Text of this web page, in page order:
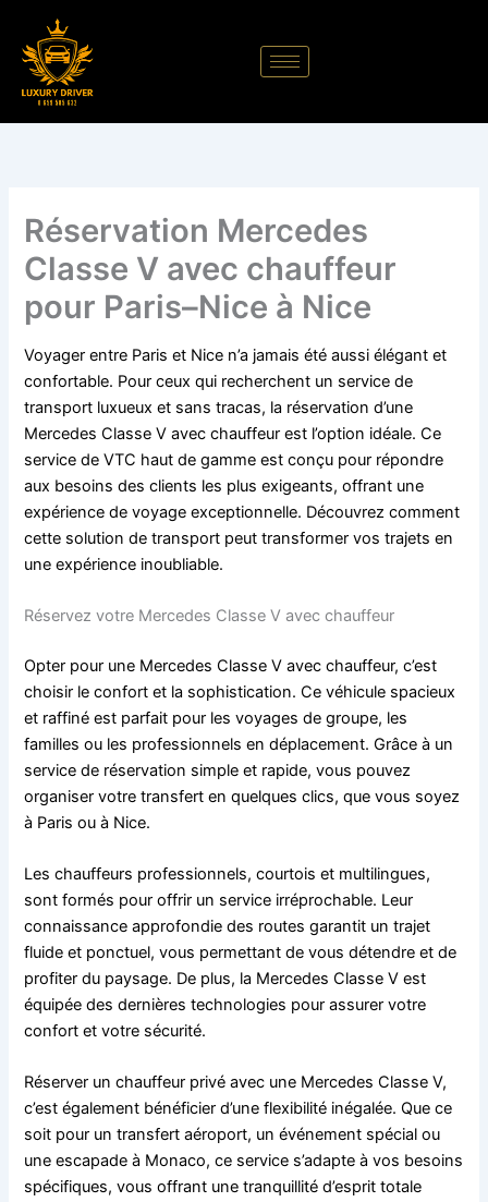
contenu
Réservation Mercedes
Classe V avec chauffeur
pour Paris–Nice à Nice
Voyager entre Paris et Nice n’a jamais été aussi élégant et
confortable. Pour ceux qui recherchent un service de
transport luxueux et sans tracas, la réservation d’une
Mercedes Classe V avec chauffeur est l’option idéale. Ce
service de VTC haut de gamme est conçu pour répondre
aux besoins des clients les plus exigeants, offrant une
expérience de voyage exceptionnelle. Découvrez comment
cette solution de transport peut transformer vos trajets en
une expérience inoubliable.
Réservez votre Mercedes Classe V avec chauffeur
Opter pour une Mercedes Classe V avec chauffeur, c’est
choisir le confort et la sophistication. Ce véhicule spacieux
et raffiné est parfait pour les voyages de groupe, les
familles ou les professionnels en déplacement. Grâce à un
service de réservation simple et rapide, vous pouvez
organiser votre transfert en quelques clics, que vous soyez
à Paris ou à Nice.
Les chauffeurs professionnels, courtois et multilingues,
sont formés pour offrir un service irréprochable. Leur
connaissance approfondie des routes garantit un trajet
fluide et ponctuel, vous permettant de vous détendre et de
profiter du paysage. De plus, la Mercedes Classe V est
équipée des dernières technologies pour assurer votre
confort et votre sécurité.
Réserver un chauffeur privé avec une Mercedes Classe V,
c’est également bénéficier d’une flexibilité inégalée. Que ce
soit pour un transfert aéroport, un événement spécial ou
une escapade à Monaco, ce service s’adapte à vos besoins
spécifiques, vous offrant une tranquillité d’esprit totale